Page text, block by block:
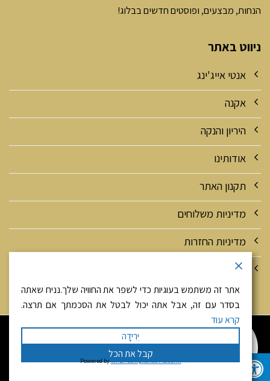
ניווט באתר
אנטי אייג'ינג
אקנה
היריון והנקה
אודותינו
תקנון האתר
מדיניות משלוחים
מדיניות החזרות
מדיניות אבטחה ופרטיות
הנחות, מבצעים, ופוסטים חדשים בבלוג!
כל הזכויות שמורות 2026 © דר' גולדנהירש| מנוהל על ידי
אתר זה משתמש בעוגיות כדי לשפר את החוויה שלך.נניח שאתה
בסדר עם זה, אבל אתה יכול לבטל את הסכמתך אם תרצה.
קרא עוד
יְרִידָה
קבל את הכל
Powered byWPLP Compliance Platform
היי! זאת יפה מגולדנהירש
צריכה עזרה? אני זמינה עבורך
058-4033007
וואטסאפ טלפון